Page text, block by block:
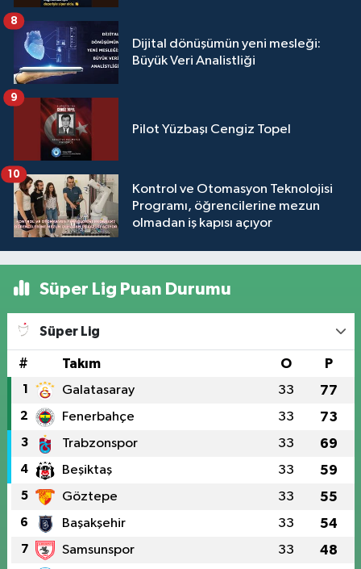
Dijital dönüşümün yeni mesleği:
Büyük Veri Analistliği
8
Pilot Yüzbaşı Cengiz Topel
9
Kontrol ve Otomasyon Teknolojisi
Programı, öğrencilerine mezun
olmadan iş kapısı açıyor
10
Süper Lig Puan Durumu
Süper Lig
# Takım O P
1 Galatasaray 33 77
2 Fenerbahçe 33 73
3 Trabzonspor 33 69
4 Beşiktaş 33 59
5 Göztepe 33 55
6 Başakşehir 33 54
7 Samsunspor 33 48